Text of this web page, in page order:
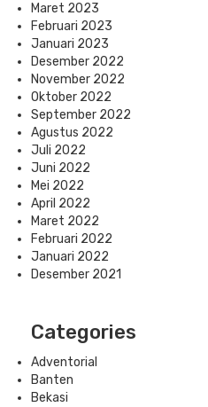
Maret 2023
Februari 2023
Januari 2023
Desember 2022
November 2022
Oktober 2022
September 2022
Agustus 2022
Juli 2022
Juni 2022
Mei 2022
April 2022
Maret 2022
Februari 2022
Januari 2022
Desember 2021
Categories
Adventorial
Banten
Bekasi